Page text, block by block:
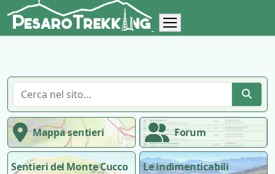
Mappa sentieri Forum
Sentieri del Monte Cucco Le indimenticabili